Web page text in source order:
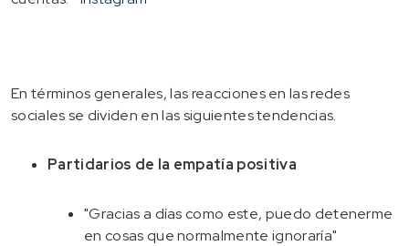
En términos generales, las reacciones en las redes
sociales se dividen en las siguientes tendencias.
Partidarios de la empatía positiva
"Gracias a días como este, puedo detenerme
en cosas que normalmente ignoraría"